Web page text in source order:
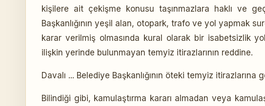
kişilere ait çekişme konusu taşınmazlara haklı ve
Başkanlığının yeşil alan, otopark, trafo ve yol yapmak
karar verilmiş olmasında kural olarak bir isabetsizlik
ilişkin yerinde bulunmayan temyiz itirazlarının reddine.
Davalı ... Belediye Başkanlığının öteki temyiz itirazlarına
Bilindiği gibi, kamulaştırma kararı almadan veya